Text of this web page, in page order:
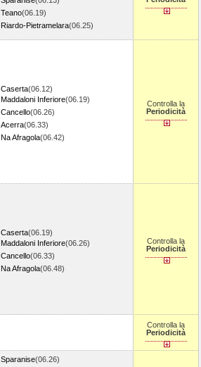
Teano(06.19)
Riardo-Pietramelara(06.25)
Caserta(06.12)
Maddaloni Inferiore(06.19)
Cancello(06.26)
Acerra(06.33)
Na Afragola(06.42)
Controlla la
Periodicità
Caserta(06.19)
Maddaloni Inferiore(06.26)
Cancello(06.33)
Na Afragola(06.48)
Controlla la
Periodicità
Controlla la
Periodicità
Sparanise(06.26)